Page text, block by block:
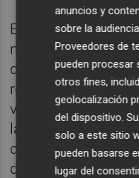
Estos rótulos no
negocios que los
de los oficios que
rotulistas eran
veces anónimas,
las calles de
cerámico, de vidrio
directamente sobre
anuncios y
sobre la
Proveedores de
pueden procesar
otros fines,
geolocalización
del dispositivo.
solo a este sitio
pueden basarse
lugar del